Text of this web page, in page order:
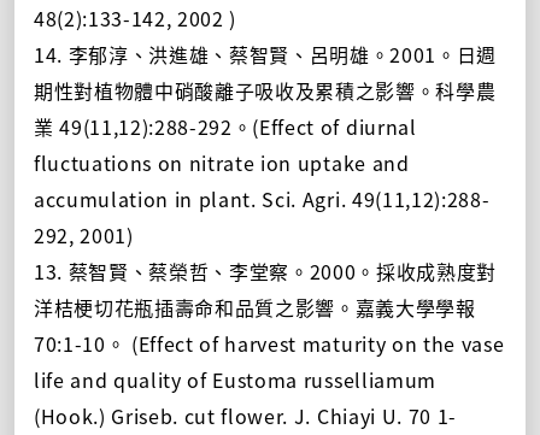
48(2):133-142, 2002 )
14. 李郁淳、洪進雄、蔡智賢、呂明雄。2001。日週
期性對植物體中硝酸離子吸收及累積之影響。科學農
業 49(11,12):288-292。(Effect of diurnal
fluctuations on nitrate ion uptake and
accumulation in plant. Sci. Agri. 49(11,12):288-
292, 2001)
13. 蔡智賢、蔡榮哲、李堂察。2000。採收成熟度對
洋桔梗切花瓶插壽命和品質之影響。嘉義大學學報
70:1-10。 (Effect of harvest maturity on the vase
life and quality of Eustoma russelliamum
(Hook.) Griseb. cut flower. J. Chiayi U. 70 1-